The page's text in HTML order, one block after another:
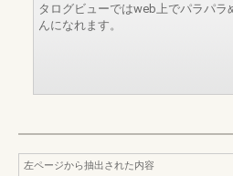
タログビューではweb上でパラパラ
んになれます。
左ページから抽出された内容